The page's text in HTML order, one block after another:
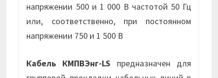
напряжении 500 и 1 000 В частотой 50 Гц
или, соответственно, при постоянном
напряжении 750 и 1 500 В
Кабель КМПВЭнг-LS предназначен для